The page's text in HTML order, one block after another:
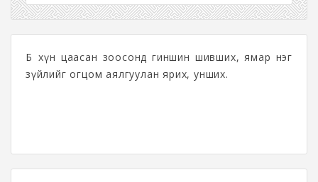
Бөө хүн цаасан зоосонд гиншин шивших, ямар нэг
зүйлийг огцом аялгуулан ярих, унших.